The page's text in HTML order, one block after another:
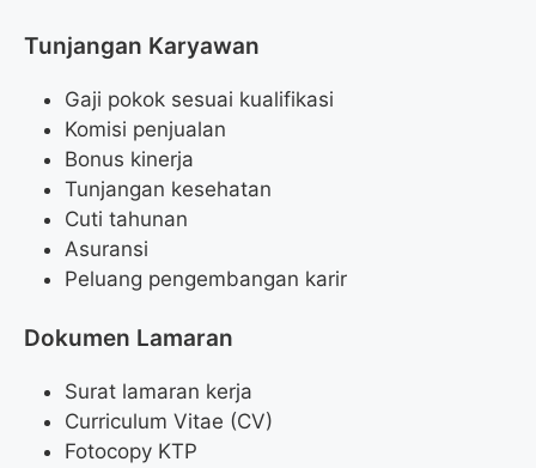
Tunjangan Karyawan
Gaji pokok sesuai kualifikasi
Komisi penjualan
Bonus kinerja
Tunjangan kesehatan
Cuti tahunan
Asuransi
Peluang pengembangan karir
Dokumen Lamaran
Surat lamaran kerja
Curriculum Vitae (CV)
Fotocopy KTP